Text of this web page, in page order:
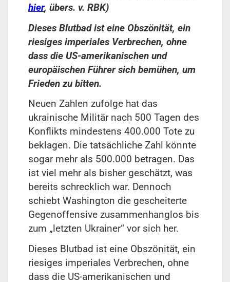
hier, übers. v. RBK)
Dieses Blutbad ist eine Obszönität, ein
riesiges imperiales Verbrechen, ohne
dass die US-amerikanischen und
europäischen Führer sich bemühen, um
Frieden zu bitten.
Neuen Zahlen zufolge hat das
ukrainische Militär nach 500 Tagen des
Konflikts mindestens 400.000 Tote zu
beklagen. Die tatsächliche Zahl könnte
sogar mehr als 500.000 betragen. Das
ist viel mehr als bisher geschätzt, was
bereits schrecklich war. Dennoch
schiebt Washington die gescheiterte
Gegenoffensive zusammenhanglos bis
zum „letzten Ukrainer“ vor sich her.
Dieses Blutbad ist eine Obszönität, ein
riesiges imperiales Verbrechen, ohne
dass die US-amerikanischen und